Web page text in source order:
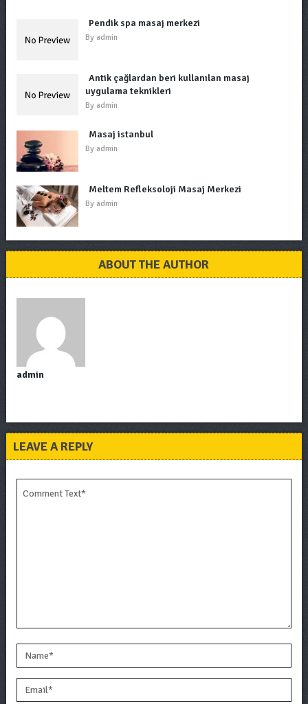
Pendik spa masaj merkezi
By admin
Antik çağlardan beri kullanılan masaj
uygulama teknikleri
By admin
Masaj istanbul
By admin
Meltem Refleksoloji Masaj Merkezi
By admin
ABOUT THE AUTHOR
admin
LEAVE A REPLY